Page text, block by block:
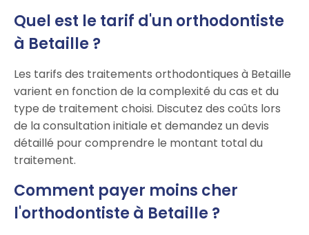
Quel est le tarif d'un orthodontiste
à Betaille ?
Les tarifs des traitements orthodontiques à Betaille
varient en fonction de la complexité du cas et du
type de traitement choisi. Discutez des coûts lors
de la consultation initiale et demandez un devis
détaillé pour comprendre le montant total du
traitement.
Comment payer moins cher
l'orthodontiste à Betaille ?